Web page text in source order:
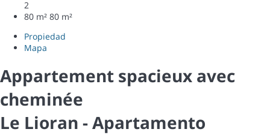
2
80 m² 80 m²
Propiedad
Mapa
Appartement spacieux avec
cheminée
Le Lioran -Apartamento